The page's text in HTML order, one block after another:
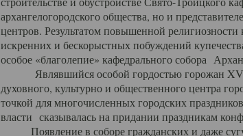
архангелогородского общества, но и
центров. Результатом повышенной
искренних и бескорыстных побуждений
особое «благолепие» кафедрального собора
Являвшийся особой гордостью горожан
духовного, культурно и общественного центра
точкой для многочисленных городских
власти сказывалась на придании праздникам
Появление в соборе гражданских и даже